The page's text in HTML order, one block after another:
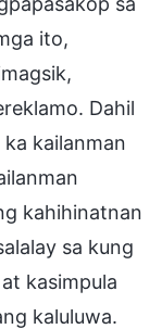
ito,
Dahil
kailanman
kahihinatnan
sa kung
kasimpula
kaluluwa.